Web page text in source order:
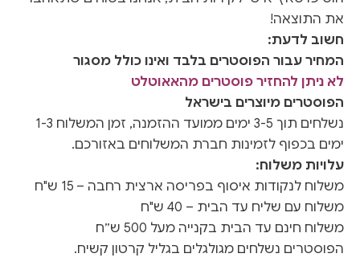
את התוצאה!
חשוב לדעת:
המחיר עבור הפוסטרים בלבד ואינו כולל מסגור
לא ניתן להחזיר פוסטרים מהאאוטלט
הפוסטרים מיוצרים בישראל
נשלחים תוך 3-5 ימים ממועד ההזמנה, זמן המשלוח 1-3
ימים בכפוף לזמינות חברת המשלוחים באזורכם.
עלויות משלוח:
משלוח לנקודות איסוף בפריסה ארצית רחבה – 15 ש"ח
משלוח עם שליח עד הבית – 40 ש"ח
משלוח חינם עד הבית בקנייה מעל 500 ש״ח
הפוסטרים נשלחים מגולגלים בגליל קרטון קשיח.